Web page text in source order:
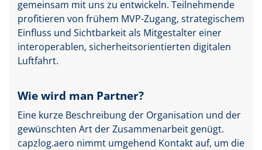
gemeinsam mit uns zu entwickeln. Teilnehmende
profitieren von frühem MVP-Zugang, strategischem
Einfluss und Sichtbarkeit als Mitgestalter einer
interoperablen, sicherheitsorientierten digitalen
Luftfahrt.
Wie wird man Partner?
Eine kurze Beschreibung der Organisation und der
gewünschten Art der Zusammenarbeit genügt.
capzlog.aero nimmt umgehend Kontakt auf, um die